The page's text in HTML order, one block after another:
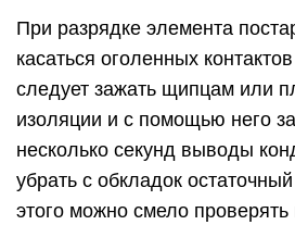
При разрядке элемента
касаться оголенных
следует зажать щипцам или
изоляции и с помощью него
несколько секунд выводы
убрать с обкладок
этого можно смело